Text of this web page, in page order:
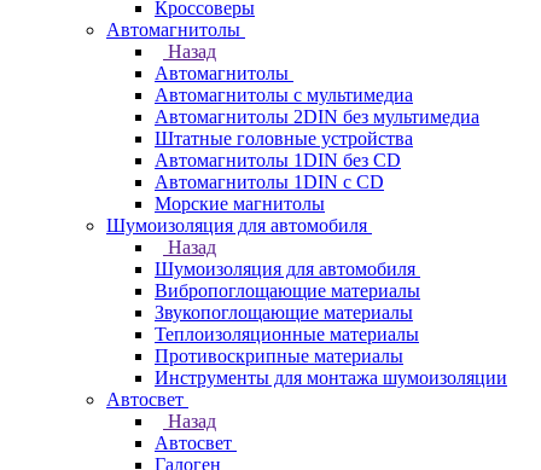
Кроссоверы
Автомагнитолы
Назад
Автомагнитолы
Автомагнитолы с мультимедиа
Автомагнитолы 2DIN без мультимедиа
Штатные головные устройства
Автомагнитолы 1DIN без CD
Автомагнитолы 1DIN с CD
Морские магнитолы
Шумоизоляция для автомобиля
Назад
Шумоизоляция для автомобиля
Вибропоглощающие материалы
Звукопоглощающие материалы
Теплоизоляционные материалы
Противоскрипные материалы
Инструменты для монтажа шумоизоляции
Автосвет
Назад
Автосвет
Галоген